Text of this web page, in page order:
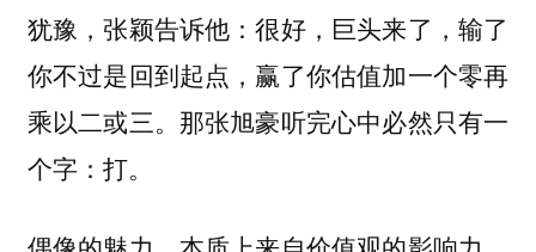
犹豫，张颖告诉他：很好，巨头来了，输了
你不过是回到起点，赢了你估值加一个零再
乘以二或三。那张旭豪听完心中必然只有一
个字：打。